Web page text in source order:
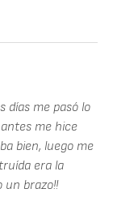
días me pasó lo
me hice
bien, luego me
era la
un brazo!!